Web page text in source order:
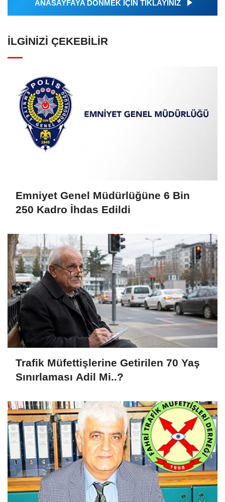
ANASAYFAYA DÖNMEK İÇİN TIKLAYINIZ
İLGINIZI ÇEKEBILIR
Emniyet Genel Müdürlüğüne 6 Bin
250 Kadro İhdas Edildi
Trafik Müfettişlerine Getirilen 70 Yaş
Sınırlaması Adil Mi..?